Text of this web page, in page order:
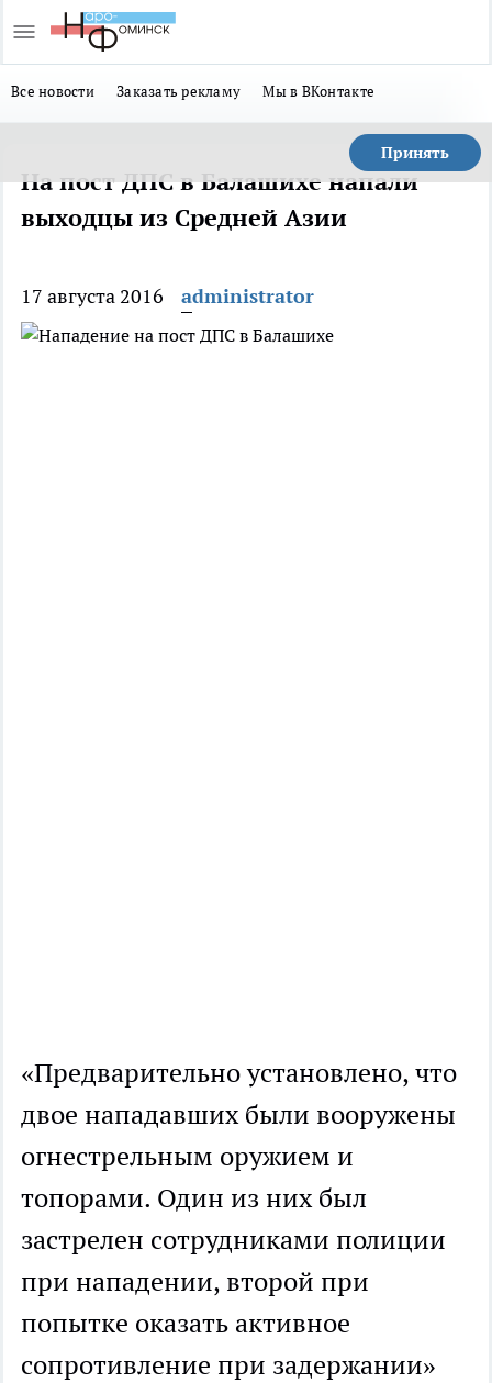
Все новости Заказать рекламу Мы в ВКонтакте
Принять
На пост ДПС в Балашихе напали
выходцы из Средней Азии
17 августа 2016 administrator
«Предварительно установлено, что
двое нападавших были вооружены
огнестрельным оружием и
топорами. Один из них был
застрелен сотрудниками полиции
при нападении, второй при
попытке оказать активное
сопротивление при задержании»